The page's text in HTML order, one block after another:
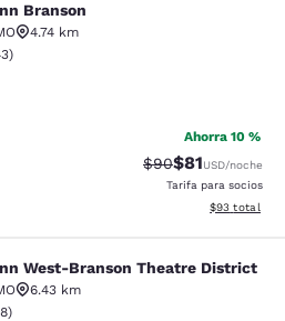
Branson
4.74 km
de 4.05 estrellas. Muy bueno. 3243
)
Ahorra 10 %
Precio tachado:
$90Precio con
$81USD/noche
Tarifa para socios
Ver detalles
$93 total
Branson Theatre
West-Branson Theatre District
6.43 km
de 4.28 estrellas. Excelente. 2208 reseñas
)